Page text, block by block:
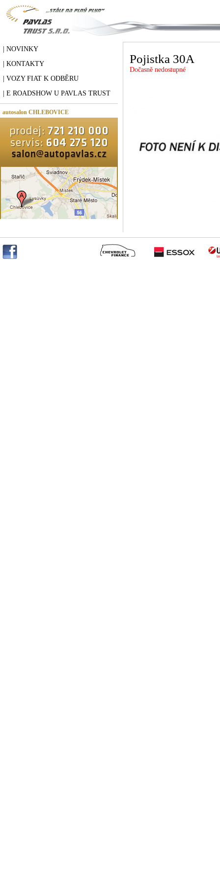
| NOVINKY
| KONTAKTY
| VOZY FIAT K ODBĚRU
| E ROADSHOW U PAVLAS TRUST
autosalon CHLEBOVICE
Pojistka 30A
Dočasně nedostupné